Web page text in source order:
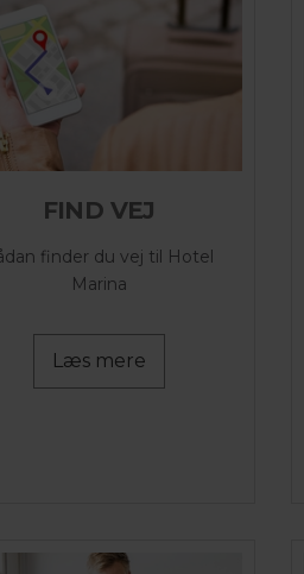
FIND VEJ
finder du vej til Hotel
Marina
Læs mere